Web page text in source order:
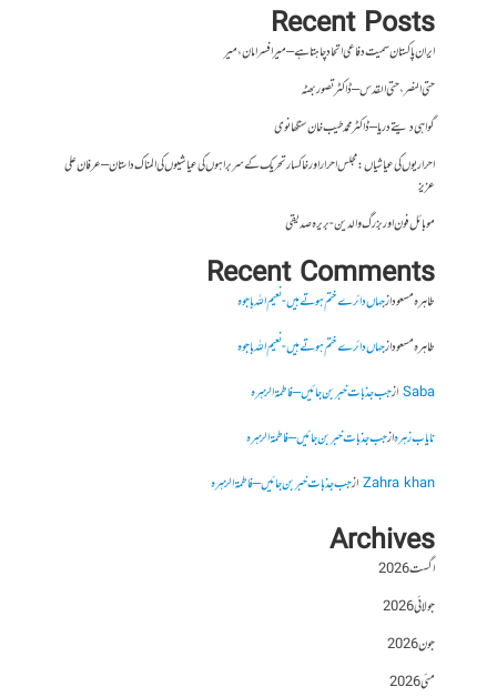
Recent Posts
ایران پاکستان سمیت دفاعی اتحاد چاہتا ہے – میر افسر امان،میر
حتی النصر ، حتی القدس – ڈاکٹر تصور بھٹہ
گواہی دیتے دریا – ڈاکٹر محمد طیب خان سنگھانوی
احراریوں کی عیاشیاں : مجلس احرار اور خاکسار تحریک کے سربراہوں کی عیاشیوں کی المناک داستان – عرفان علی
عزیز
موبائل فون اور بزرگ والدین- بریرہ صدیقی
Recent Comments
طاہرہ مسعودازجہاں دائرے ختم ہوتے ہیں- نعیم اللہ باجوہ
طاہرہ مسعودازجہاں دائرے ختم ہوتے ہیں- نعیم اللہ باجوہ
Sabaازجب جذبات خبر بن جائیں – فاطمۃالزہرہ
نایاب زہرہازجب جذبات خبر بن جائیں – فاطمۃالزہرہ
Zahra khanازجب جذبات خبر بن جائیں – فاطمۃالزہرہ
Archives
اگست 2026
جولائی 2026
جون 2026
مئی 2026